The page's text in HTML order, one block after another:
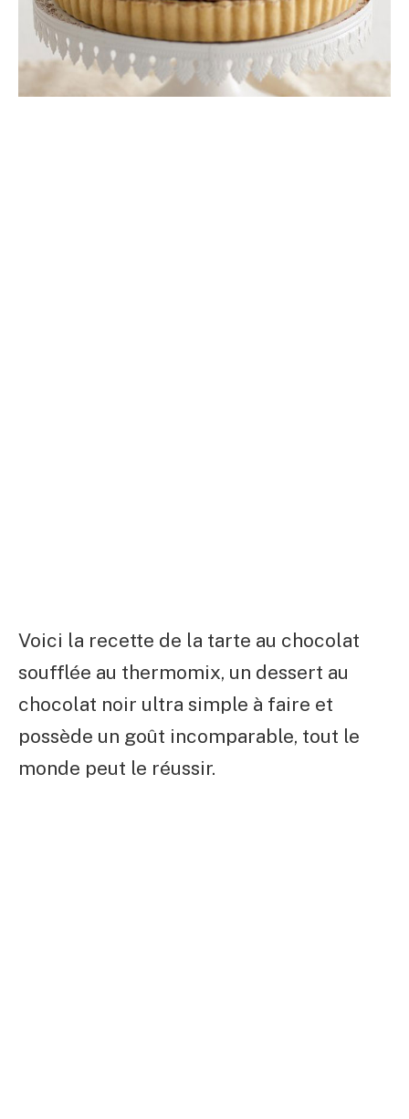
Voici la recette de la tarte au chocolat
soufflée au thermomix, un dessert au
chocolat noir ultra simple à faire et
possède un goût incomparable, tout le
monde peut le réussir.